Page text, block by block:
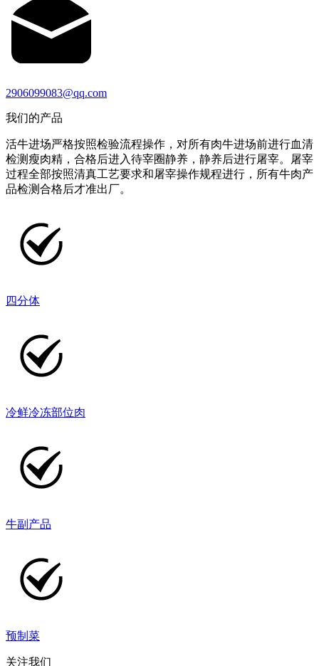
2906099083@qq.com
我们的产品
活牛进场严格按照检验流程操作，对所有肉牛进场前进行血清
检测瘦肉精，合格后进入待宰圈静养，静养后进行屠宰。屠宰
过程全部按照清真工艺要求和屠宰操作规程进行，所有牛肉产
品检测合格后才准出厂。
四分体
冷鲜冷冻部位肉
牛副产品
预制菜
关注我们